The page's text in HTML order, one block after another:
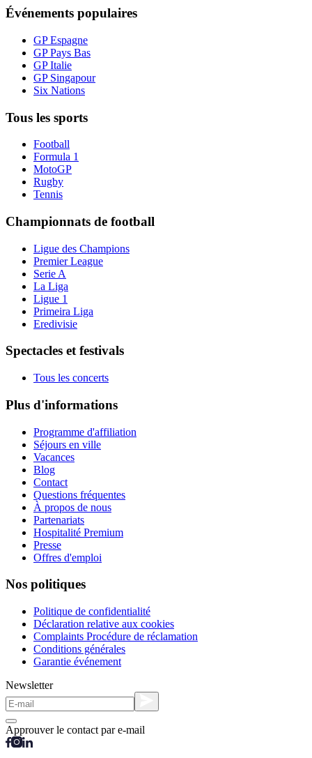
Événements populaires
GP Espagne
GP Pays Bas
GP Italie
GP Singapour
Six Nations
Tous les sports
Football
Formula 1
MotoGP
Rugby
Tennis
Championnats de football
Ligue des Champions
Premier League
Serie A
La Liga
Ligue 1
Primeira Liga
Eredivisie
Spectacles et festivals
Tous les concerts
Plus d'informations
Programme d'affiliation
Séjours en ville
Vacances
Blog
Contact
Questions fréquentes
À propos de nous
Partenariats
Hospitalité Premium
Presse
Offres d'emploi
Nos politiques
Politique de confidentialité
Déclaration relative aux cookies
Complaints Procédure de réclamation
Conditions générales
Garantie événement
Newsletter
Approuver le contact par e-mail